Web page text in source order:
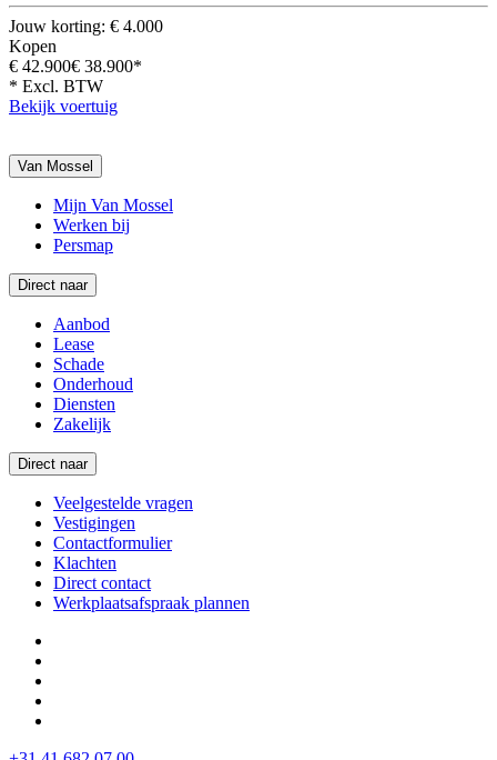
Jouw korting: € 4.000
Kopen
€ 42.900€ 38.900*
* Excl. BTW
Bekijk voertuig
Van Mossel
Mijn Van Mossel
Werken bij
Persmap
Direct naar
Aanbod
Lease
Schade
Onderhoud
Diensten
Zakelijk
Direct naar
Veelgestelde vragen
Vestigingen
Contactformulier
Klachten
Direct contact
Werkplaatsafspraak plannen